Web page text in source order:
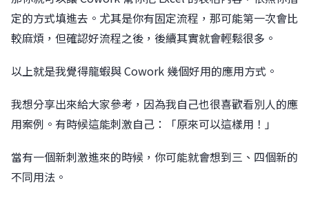
定的方式填進去。尤其是你有固定流程，那可能第一次會比
較麻煩，但確認好流程之後，後續其實就會輕鬆很多。
以上就是我覺得龍蝦與 Cowork 幾個好用的應用方式。
我想分享出來給大家參考，因為我自己也很喜歡看別人的應
用案例。有時候這能刺激自己：「原來可以這樣用！」
當有一個新刺激進來的時候，你可能就會想到三、四個新的
不同用法。